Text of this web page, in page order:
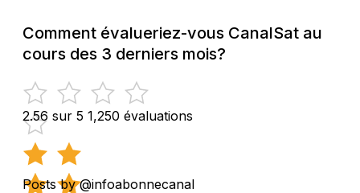
Comment évalueriez-vous CanalSat au
cours des 3 derniers mois?
2.56 sur 5 1,250 évaluations
Posts by @infoabonnecanal